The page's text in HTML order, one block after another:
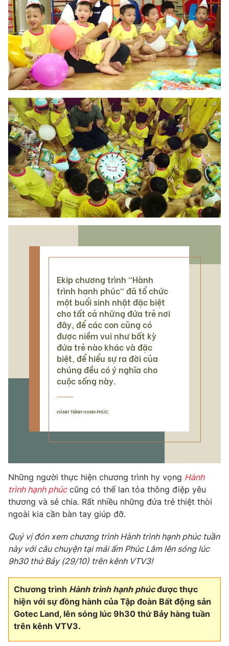
Những người thực hiện chương trình hy vọng Hành
trình hạnh phúccũng có thể lan tỏa thông điệp yêu
thương và sẻ chia. Rất nhiều những đứa trẻ thiệt thòi
ngoài kia cần bàn tay giúp đỡ.
Quý vị đón xem chương trình Hành trình hạnh phúc tuần
này với câu chuyện tại mái ấm Phúc Lâm lên sóng lúc
9h30 thứ Bảy (29/10) trên kênh VTV3!
Chương trình Hành trình hạnh phúcđược thực
hiện với sự đồng hành của Tập đoàn Bất động sản
Gotec Land, lên sóng lúc 9h30 thứ Bảy hàng tuần
trên kênh VTV3.